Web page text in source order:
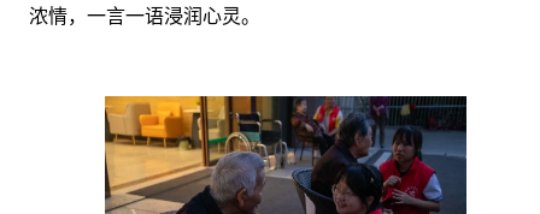
浓情，一言一语浸润心灵。